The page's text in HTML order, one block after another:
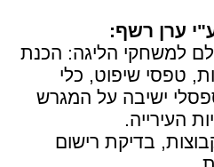
ערן רשף:
למשחקי הליגה: הכנת
טפסי שיפוט, כלי
ישיבה על המגרש
העירייה.
בדיקת רישום